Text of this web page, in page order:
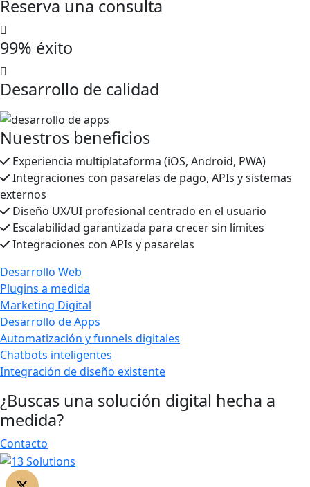
Reserva una consulta
99% éxito
Desarrollo de calidad
Nuestros beneficios
Experiencia multiplataforma (iOS, Android, PWA)
Integraciones con pasarelas de pago, APIs y sistemas
externos
Diseño UX/UI profesional centrado en el usuario
Escalabilidad garantizada para crecer sin límites
Integraciones con APIs y pasarelas
Desarrollo Web
Plugins a medida
Marketing Digital
Desarrollo de Apps
Automatización y funnels digitales
Chatbots inteligentes
Integración de diseño existente
¿Buscas una solución digital hecha a
medida?
Contacto